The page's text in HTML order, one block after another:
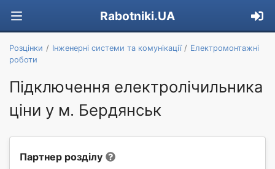
Rabotniki.UA
Розцінки Інженерні системи та комунікації
Електромонтажні
роботи
Підключення електролічильника
ціни у м. Бердянськ
Партнер розділу